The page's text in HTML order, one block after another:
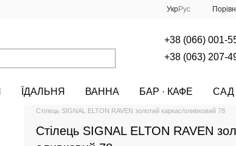
УкрРус
+38 (066) 001-
+38 (063) 207-
ЇДАЛЬНЯ ВАННА БАР · КАФЕ САД
Стілець SIGNAL ELTON RAVEN золотий каркас/оливковий 78
Стілець SIGNAL ELTON RAVEN